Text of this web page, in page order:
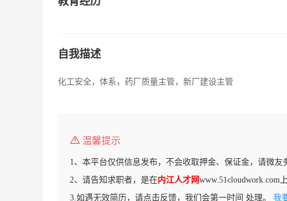
自我描述
化工安全，体系，药厂质量主管，新厂建设主管
温馨提示
1、本平台仅供信息发布，不会收取押金、保证金，请微友
2、请告知求职者，是在内江人才网www.51cloudwork.com
3.如遇无效简历，请点击反馈，我们会第一时间 处理。 我